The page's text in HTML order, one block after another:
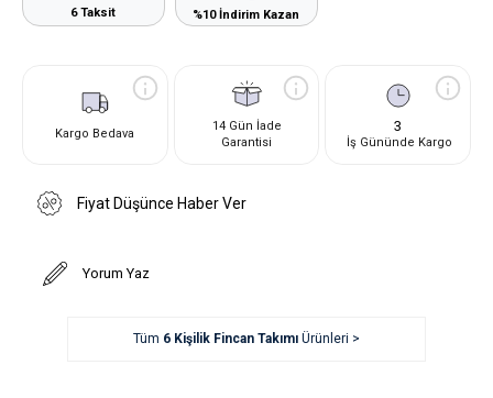
6 Taksit
%10 İndirim Kazan
Kargo Bedava
14 Gün İade
Garantisi
3
İş Gününde Kargo
Fiyat Düşünce Haber Ver
Yorum Yaz
Tüm 6 Kişilik Fincan TakımıÜrünleri >